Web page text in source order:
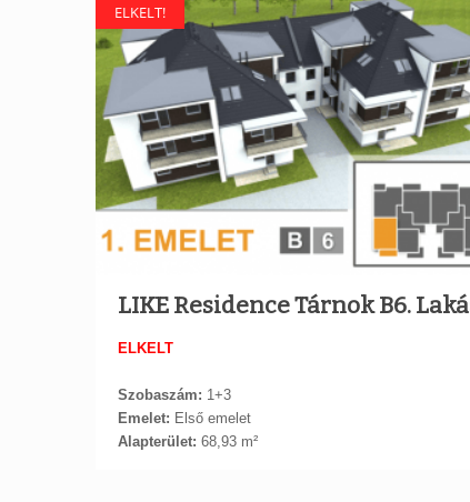
ELKELT!
LIKE Residence Tárnok B6.
ELKELT
Szobaszám: 1+3
Emelet: Első emelet
Alapterület: 68,93 m²